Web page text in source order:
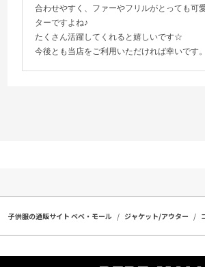
合わせやすく、ファーやフリルがとっても可
ターですよね♪
たくさん活躍してくれると嬉しいです☆
今後とも当店をご利用いただければ幸いです。
子供服の通販サイト ベベ・モール ジャケット/アウター